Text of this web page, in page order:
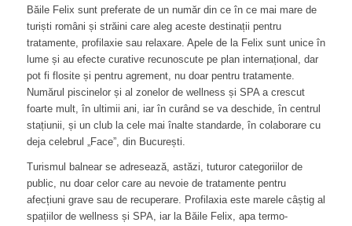
Băile Felix sunt preferate de un număr din ce în ce mai mare de
turiști români și străini care aleg aceste destinații pentru
tratamente, profilaxie sau relaxare. Apele de la Felix sunt unice în
lume și au efecte curative recunoscute pe plan internațional, dar
pot fi flosite și pentru agrement, nu doar pentru tratamente.
Numărul piscinelor și al zonelor de wellness și SPA a crescut
foarte mult, în ultimii ani, iar în curând se va deschide, în centrul
stațiunii, și un club la cele mai înalte standarde, în colaborare cu
deja celebrul „Face”, din București.
Turismul balnear se adresează, astăzi, tuturor categoriilor de
public, nu doar celor care au nevoie de tratamente pentru
afecțiuni grave sau de recuperare. Profilaxia este marele câștig al
spațiilor de wellness și SPA, iar la Băile Felix, apa termo-